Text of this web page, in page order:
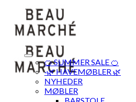
content
🍊 SUMMER SALE 🍊
·🌿 HAVEMØBLER 🌿
NYHEDER
MØBLER